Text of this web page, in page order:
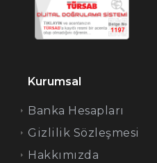
Kurumsal
Banka Hesapları
Gizlilik Sözleşmesi
Hakkımızda